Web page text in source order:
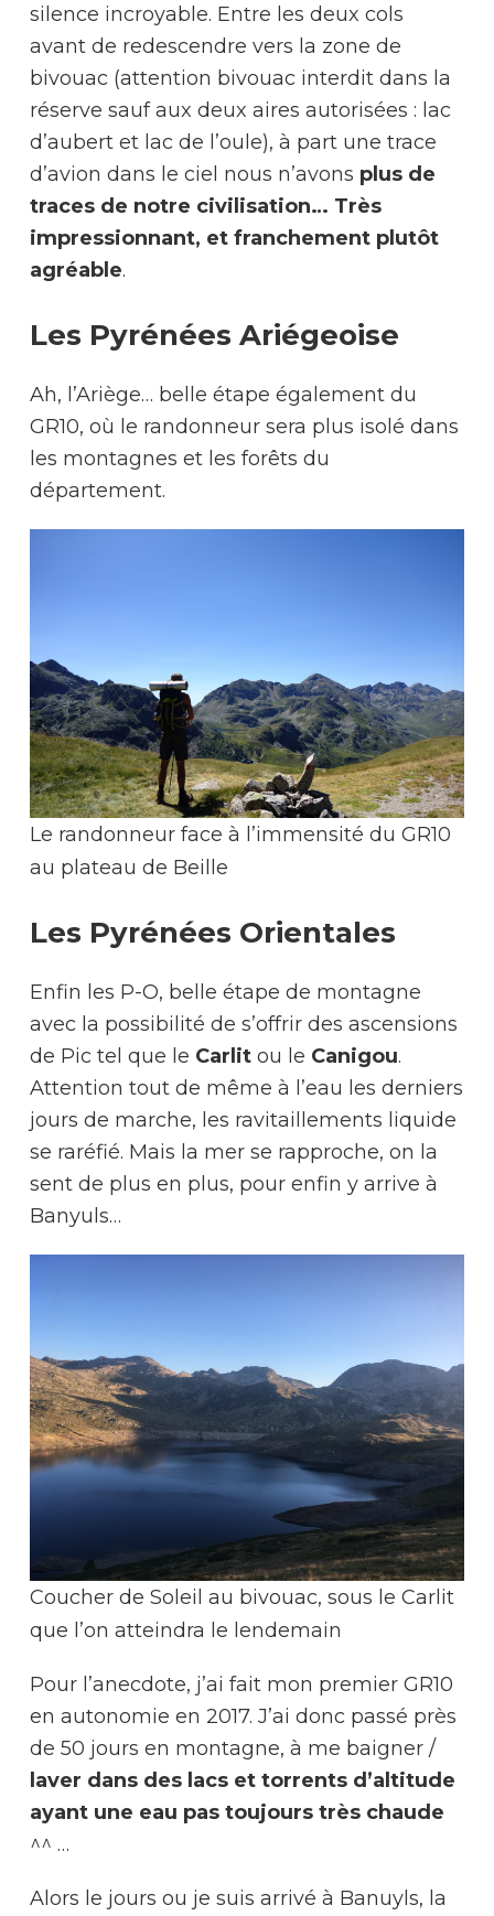
silence incroyable. Entre les deux cols
avant de redescendre vers la zone de
bivouac (attention bivouac interdit dans la
réserve sauf aux deux aires autorisées : lac
d’aubert et lac de l’oule), à part une trace
d’avion dans le ciel nous n’avons plus de
traces de notre civilisation… Très
impressionnant, et franchement plutôt
agréable.
Les Pyrénées Ariégeoise
Ah, l’Ariège… belle étape également du
GR10, où le randonneur sera plus isolé dans
les montagnes et les forêts du
département.
Le randonneur face à l’immensité du GR10
au plateau de Beille
Les Pyrénées Orientales
Enfin les P-O, belle étape de montagne
avec la possibilité de s’offrir des ascensions
de Pic tel que le Carlit ou le Canigou.
Attention tout de même à l’eau les derniers
jours de marche, les ravitaillements liquide
se raréfié. Mais la mer se rapproche, on la
sent de plus en plus, pour enfin y arrive à
Banyuls…
Coucher de Soleil au bivouac, sous le Carlit
que l’on atteindra le lendemain
Pour l’anecdote, j’ai fait mon premier GR10
en autonomie en 2017. J’ai donc passé près
de 50 jours en montagne, à me baigner /
laver dans des lacs et torrents d’altitude
ayant une eau pas toujours très chaude
^^ …
Alors le jours ou je suis arrivé à Banuyls, la